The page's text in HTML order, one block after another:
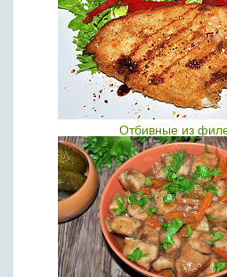
Отбивные из